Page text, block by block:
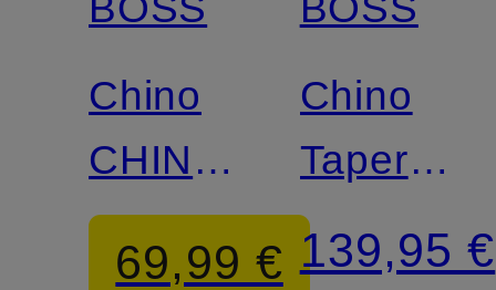
Chino
CHINO
Slim Fit
69,99 €
Chino
Tapered
Fit
139,95 €